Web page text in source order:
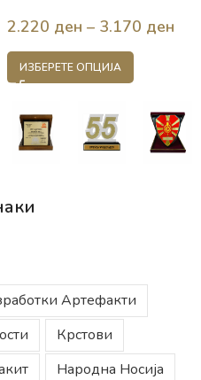
893 год., Македонија
2.220 ден – 3.170 ден
ИЗБЕРЕТЕ ОПЦИЈА
Артефакти
Крстови
Народна Носија